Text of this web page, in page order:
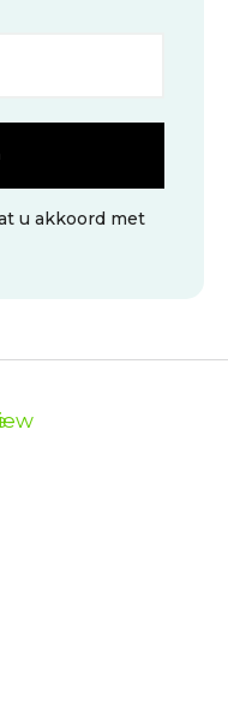
u akkoord met